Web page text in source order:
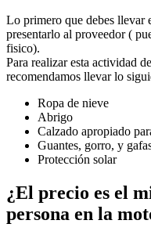
Lo primero que debes llevar
presentarlo al proveedor (
fisico).
Para realizar esta actividad
recomendamos llevar lo
Ropa de nieve
Abrigo
Calzado apropiado
Guantes, gorro, y
Protección solar
¿El precio es el
persona en la